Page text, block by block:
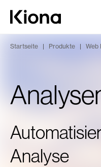
Zum Inhalt wechseln
Zur Homepage
Startseite | Produkte | Web
Analyse